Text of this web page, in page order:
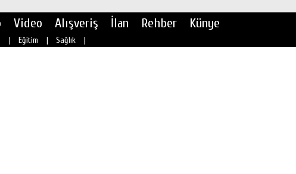
Video Alışveriş İlan Rehber Künye
| Eğitim | Sağlık |